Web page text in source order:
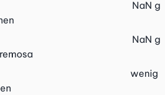
NaN g
NaN g
wenig